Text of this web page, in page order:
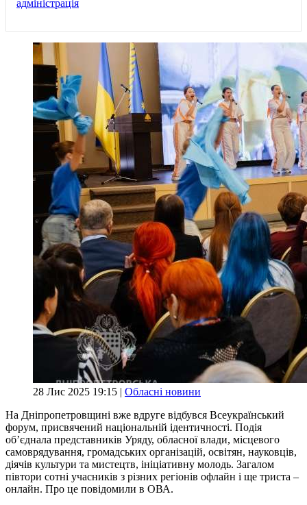
адміністрація
28 Лис 2025 19:15 | Обласні новини
На Дніпропетровщині вже вдруге відбувся Всеукраїнський
форум, присвячений національній ідентичності. Подія
об’єднала представників Уряду, обласної влади, місцевого
самоврядування, громадських організацій, освітян, науковців,
діячів культури та мистецтв, ініціативну молодь. Загалом
півтори сотні учасників з різних регіонів офлайн і ще триста –
онлайн. Про це повідомили в ОВА.